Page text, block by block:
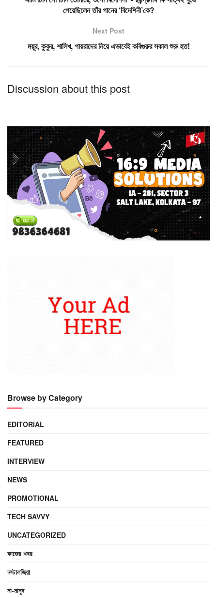
পেয়েছিলেন তাঁর গানের ‘বিদেশিনী’কে?
Next Post
ময়ূর, কুকুর, শালিখ, পায়রাদের নিয়ে এভাবেই কবিগুরুর সকাল শুরু হত!
Discussion about this post
Browse by Category
EDITORIAL
FEATURED
INTERVIEW
NEWS
PROMOTIONAL
TECH SAVVY
UNCATEGORIZED
কাজের খবর
নস্টালজিয়া
না-মানুষ